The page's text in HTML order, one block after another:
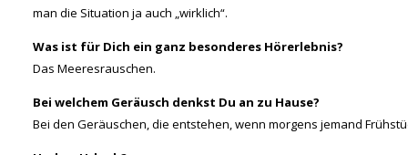
man die Situation ja auch „wirklich“.
Was ist für Dich ein ganz besonderes Hörerlebnis?
Das Meeresrauschen.
Bei welchem Geräusch denkst Du an zu Hause?
Bei den Geräuschen, die entstehen, wenn morgens jemand